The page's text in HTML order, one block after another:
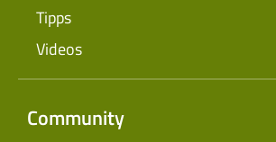
Tipps
Videos
Community